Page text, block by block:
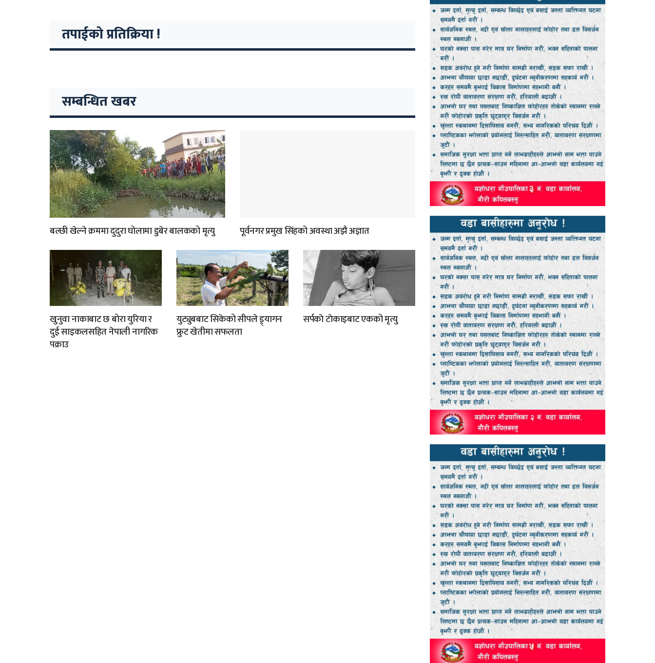
तपाईको प्रतिक्रिया !
सम्बन्धित खबर
बल्छी खेल्ने क्रममा दुदुरा घोलामा डुबेर बालकको मृत्यु पूर्वनगर प्रमुख सिंहको अवस्था अझै अज्ञात
खुनुवा नाकाबाट छ बोरा युरिया र
दुई साइकलसहित नेपाली नागरिक
पक्राउ
युट्युबबाट सिकेको सीपले ड्र्यागन
फ्रुट खेतीमा सफलता
सर्पकाे टाेकाइबाट एकको मृत्यु